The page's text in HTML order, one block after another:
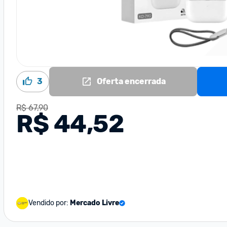
3 Oferta encerrada
R$ 67,90
R$ 44,52
Vendido por: Mercado Livre